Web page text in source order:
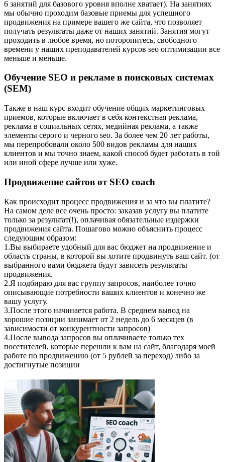
6 занятий для базового уровня вполне хватает). На занятиях
мы обычно проходим базовые приемы для успешного
продвижения на примере вашего же сайта, что позволяет
получать результаты даже от наших занятий. Занятия могут
проходить в любое время, но поторопитесь, свободного
времени у наших преподавателей курсов seo оптимизации все
меньше и меньше.
Обучение SEO и рекламе в поисковых системах
(SEM)
Также в наш курс входит обучение общих маркетинговых
приемов, которые включает в себя контекстная реклама,
реклама в социальных сетях, медийная реклама, а также
элементы серого и черного seo. За более чем 20 лет работы,
мы перепробовали около 500 видов рекламы для наших
клиентов и мы точно знаем, какой способ будет работать в той
или иной сфере лучше или хуже.
Продвижение сайтов от SEO coach
Как происходит процесс продвижения и за что вы платите?
На самом деле все очень просто: заказав услугу вы платите
только за результат(!), оплачивая обязательные издержки
продвижения сайта. Пошагово можно объяснить процесс
следующим образом:
1.Вы выбираете удобный для вас бюджет на продвижение и
область страны, в которой вы хотите продвинуть ваш сайт. (от
выбранного вами бюджета будут зависеть результаты
продвижения.
2.Я подбираю для вас группу запросов, наиболее точно
описывающие потребности ваших клиентов и конечно же
вашу услугу.
3.После этого начинается работа. В среднем вывод на
хорошие позиции занимает от 2 недель до 6 месяцев (в
зависимости от конкурентности запросов)
4.После вывода запросов вы оплачиваете только тех
посетителей, которые перешли к вам на сайт, благодаря моей
работе по продвижению (от 5 рублей за переход) либо за
достигнутые позиции